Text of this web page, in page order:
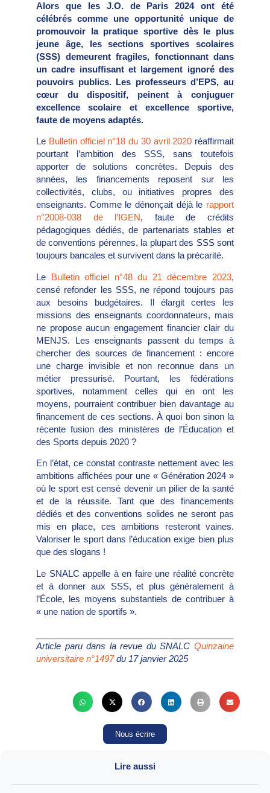
Alors que les J.O. de Paris 2024 ont été
célébrés comme une opportunité unique de
promouvoir la pratique sportive dès le plus
jeune âge, les sections sportives scolaires
(SSS) demeurent fragiles, fonctionnant dans
un cadre insuffisant et largement ignoré des
pouvoirs publics. Les professeurs d’EPS, au
cœur du dispositif, peinent à conjuguer
excellence scolaire et excellence sportive,
faute de moyens adaptés.
Le Bulletin officiel n°18 du 30 avril 2020 réaffirmait
pourtant l’ambition des SSS, sans toutefois
apporter de solutions concrètes. Depuis des
années, les financements reposent sur les
collectivités, clubs, ou initiatives propres des
enseignants. Comme le dénonçait déjà le rapport
n°2008-038 de l’IGEN, faute de crédits
pédagogiques dédiés, de partenariats stables et
de conventions pérennes, la plupart des SSS sont
toujours bancales et survivent dans la précarité.
Le Bulletin officiel n°48 du 21 décembre 2023,
censé refonder les SSS, ne répond toujours pas
aux besoins budgétaires. Il élargit certes les
missions des enseignants coordonnateurs, mais
ne propose aucun engagement financier clair du
MENJS. Les enseignants passent du temps à
chercher des sources de financement : encore
une charge invisible et non reconnue dans un
métier pressurisé. Pourtant, les fédérations
sportives, notamment celles qui en ont les
moyens, pourraient contribuer bien davantage au
financement de ces sections. À quoi bon sinon la
récente fusion des ministères de l’Éducation et
des Sports depuis 2020 ?
En l’état, ce constat contraste nettement avec les
ambitions affichées pour une « Génération 2024 »
où le sport est censé devenir un pilier de la santé
et de la réussite. Tant que des financements
dédiés et des conventions solides ne seront pas
mis en place, ces ambitions resteront vaines.
Valoriser le sport dans l’éducation exige bien plus
que des slogans !
Le SNALC appelle à en faire une réalité concrète
et à donner aux SSS, et plus généralement à
l’École, les moyens substantiels de contribuer à
« une nation de sportifs ».
Article paru dans la revue du SNALC Quinzaine
universitaire n°1497du 17 janvier 2025
Nous écrire
Lire aussi